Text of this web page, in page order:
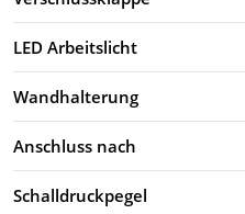
LED Arbeitslicht
Wandhalterung
Anschluss nach
Schalldruckpegel